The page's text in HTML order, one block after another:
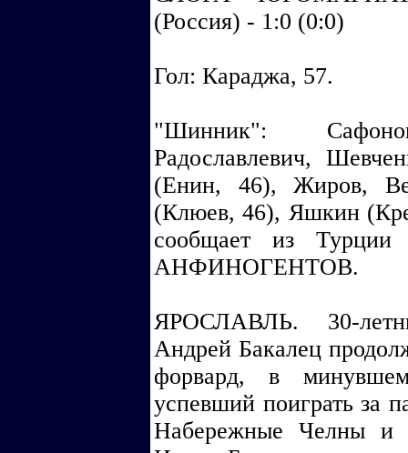
(Россия) - 1:0 (0:0)
Гол: Караджа, 57.
"Шинник":
Радославлевич,
(Енин, 46), Жиров,
(Клюев, 46), Яшкин
сообщает из
АНФИНОГЕНТОВ.
ЯРОСЛАВЛЬ. 30-
Андрей Бакалец
форвард, в
успевший поиграть за
Набережные Челны и